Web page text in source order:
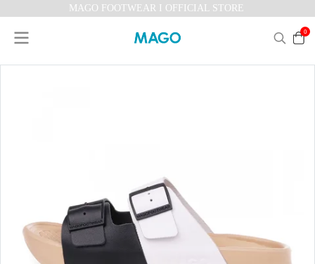
MAGO FOOTWEAR I OFFICIAL STORE
0